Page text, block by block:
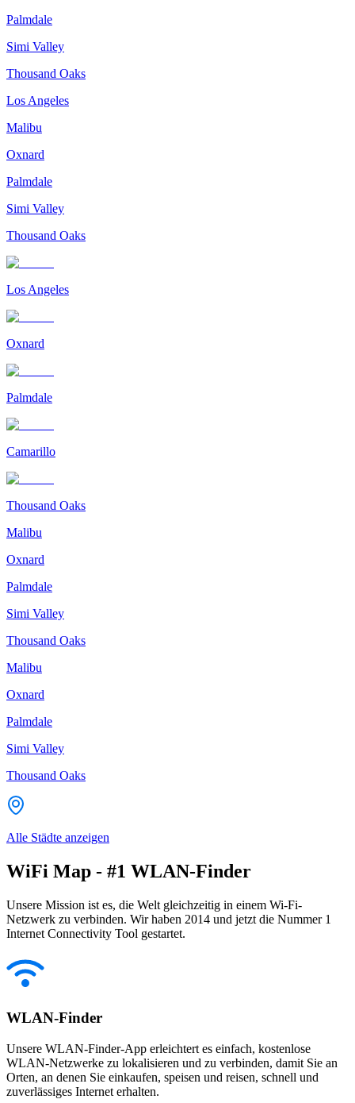
Palmdale
Simi Valley
Thousand Oaks
Los Angeles
Malibu
Oxnard
Palmdale
Simi Valley
Thousand Oaks
Los Angeles
Oxnard
Palmdale
Camarillo
Thousand Oaks
Malibu
Oxnard
Palmdale
Simi Valley
Thousand Oaks
Malibu
Oxnard
Palmdale
Simi Valley
Thousand Oaks
Alle Städte anzeigen
WiFi Map - #1 WLAN-Finder
Unsere Mission ist es, die Welt gleichzeitig in einem Wi-Fi-
Netzwerk zu verbinden. Wir haben 2014 und jetzt die Nummer 1
Internet Connectivity Tool gestartet.
WLAN-Finder
Unsere WLAN-Finder-App erleichtert es einfach, kostenlose
WLAN-Netzwerke zu lokalisieren und zu verbinden, damit Sie an
Orten, an denen Sie einkaufen, speisen und reisen, schnell und
zuverlässiges Internet erhalten.